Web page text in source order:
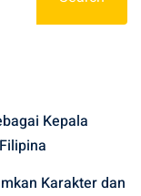
Kepala
Karakter dan